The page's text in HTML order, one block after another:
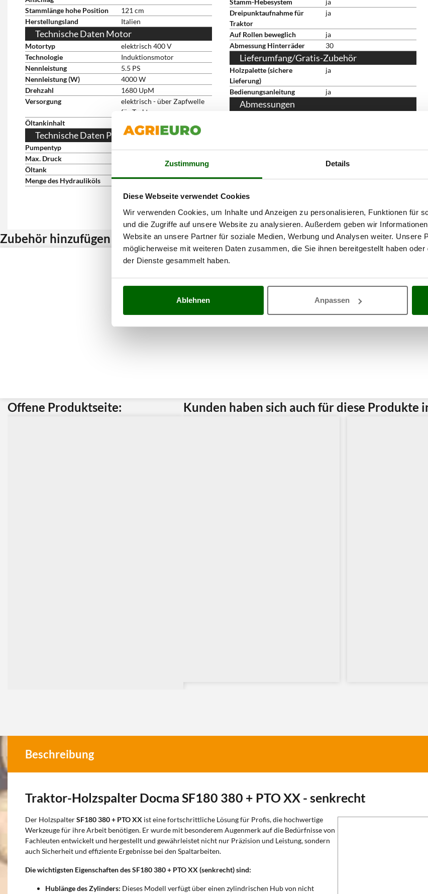
Zustimmung Details
Diese Webseite verwendet Cookies
Wir verwenden Cookies, um Inhalte und Anzeigen zu personalisieren, Funktionen für
und die Zugriffe auf unsere Website zu analysieren. Außerdem geben wir
Website an unsere Partner für soziale Medien, Werbung und Analysen weiter. Unsere
möglicherweise mit weiteren Daten zusammen, die Sie ihnen bereitgestellt haben
der Dienste gesammelt haben.
Ablehnen Anpassen
Stammlänge hohe Position
121 cm
Herstellungsland
Italien
Technische Daten Motor
Motortyp
elektrisch 400 V
Technologie
Induktionsmotor
Nennleistung
5.5 PS
Nennleistung (W)
4000 W
Drehzahl
1680 UpM
Versorgung
elektrisch - über Zapfwelle
für Traktor
Öltankinhalt
Technische Daten Pumpe
Pumpentyp
Max. Druck
Öltank
Menge des Hydrauliköls
21 Liter
Stamm-Hebesystem
ja
Dreipunktaufnahme für
Traktor
ja
Auf Rollen beweglich
ja
Abmessung Hinterräder
30
Lieferumfang/Gratis-Zubehör
Holzpalette (sichere
Lieferung)
ja
Bedienungsanleitung ja
Abmessungen
Verpackung
Auf Palette
120x80x200
Gesamtgewicht mit
Verpackung
390 kg
Entladeplattform
Zubehör hinzufügen und Rabatt erhalten
Offene Produktseite: Kunden haben sich auch für diese Produkte
Beschreibung
Traktor-Holzspalter Docma SF180 380 + PTO XX - senkrecht
Der HolzspalterSF180 380 + PTO XX ist eine fortschrittliche Lösung für Profis, die hochwertige
Werkzeuge für ihre Arbeit benötigen. Er wurde mit besonderem Augenmerk auf die Bedürfnisse von
Fachleuten entwickelt und hergestellt und gewährleistet nicht nur Präzision und Leistung, sondern
auch Sicherheit und effiziente Ergebnisse bei den Spaltarbeiten.
Die wichtigsten Eigenschaften des SF180 380 + PTO XX (senkrecht) sind:
Hublänge des Zylinders: Dieses Modell verfügt über einen zylindrischen Hub von nicht